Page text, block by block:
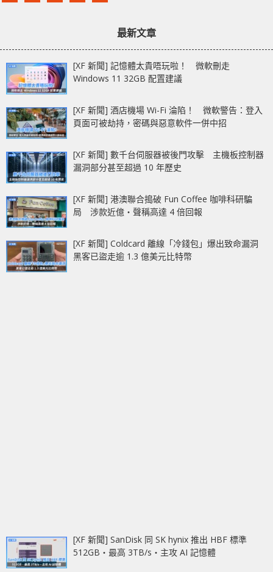
最新文章
[XF 新聞] 記憶體太貴唔玩啦！ 微軟刪走
Windows 11 32GB 配置建議
[XF 新聞] 酒店機場 Wi-Fi 淪陷！ 微軟警告：登入
頁面可被劫持，密碼與惡意軟件一併中招
[XF 新聞] 數千台伺服器被後門攻擊 主機板控制器
漏洞部分甚至超過 10 年歷史
[XF 新聞] 港澳聯合搗破 Fun Coffee 咖啡科研騙
局 涉款近億‧聲稱高達 4 倍回報
[XF 新聞] Coldcard 離線「冷錢包」爆出致命漏洞
黑客已盜走逾 1.3 億美元比特幣
[XF 新聞] SanDisk 同 SK hynix 推出 HBF 標準
512GB‧最高 3TB/s‧主攻 AI 記憶體